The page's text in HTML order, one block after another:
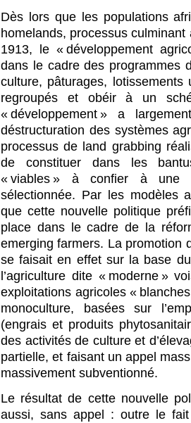
Dès lors que les populations
homelands, processus
1913, le « développement
dans le cadre des programmes
culture, pâturages,
regroupés et obéir à un
« développement » a
déstructuration des systèmes
processus de land grabbing
de constituer dans les
« viables » à confier à une
sélectionnée. Par les modèles
que cette nouvelle politique
place dans le cadre de la
emerging farmers. La promotion
se faisait en effet sur la base
l’agriculture dite « moderne »
exploitations agricoles «
monoculture, basées sur
(engrais et produits
des activités de culture et
partielle, et faisant un appel
massivement subventionné.
Le résultat de cette nouvelle
aussi, sans appel : outre le